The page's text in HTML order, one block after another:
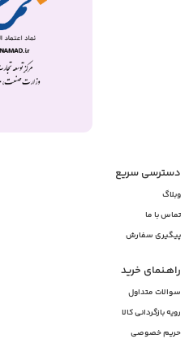
دسترسی سریع
وبلاگ
تماس با ما
پیگیری سفارش
راهـنمای خرید
سوالات متداول
رویه بازگردانی کالا
حریم خصوصی